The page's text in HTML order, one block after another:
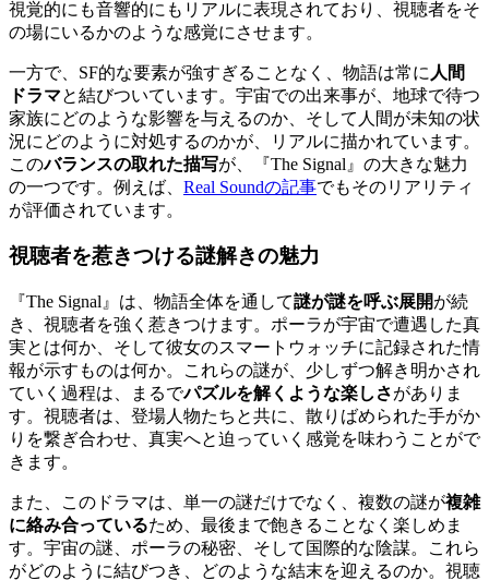
視覚的にも音響的にもリアルに表現されており、視聴者をそ
の場にいるかのような感覚にさせます。
一方で、SF的な要素が強すぎることなく、物語は常に 人間
ドラマと結びついています。宇宙での出来事が、地球で待つ
家族にどのような影響を与えるのか、そして人間が未知の状
況にどのように対処するのかが、リアルに描かれています。
このバランスの取れた描写が、『The Signal』の大きな魅力
の一つです。例えば、 Real Soundの記事でもそのリアリティ
が評価されています。
視聴者を惹きつける謎解きの魅力
『The Signal』は、物語全体を通して謎が謎を呼ぶ展開が続
き、視聴者を強く惹きつけます。ポーラが宇宙で遭遇した真
実とは何か、そして彼女のスマートウォッチに記録された情
報が示すものは何か。これらの謎が、少しずつ解き明かされ
ていく過程は、まるでパズルを解くような楽しさがありま
す。視聴者は、登場人物たちと共に、散りばめられた手がか
りを繋ぎ合わせ、真実へと迫っていく感覚を味わうことがで
きます。
また、このドラマは、単一の謎だけでなく、複数の謎が複雑
に絡み合っているため、最後まで飽きることなく楽しめま
す。宇宙の謎、ポーラの秘密、そして国際的な陰謀。これら
がどのように結びつき、どのような結末を迎えるのか。視聴